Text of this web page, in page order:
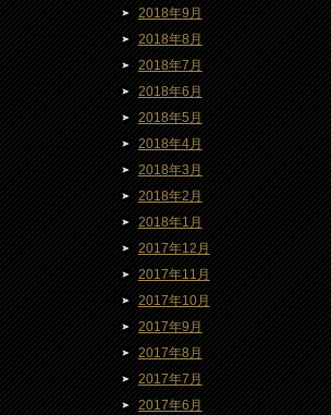
2018年9月
2018年8月
2018年7月
2018年6月
2018年5月
2018年4月
2018年3月
2018年2月
2018年1月
2017年12月
2017年11月
2017年10月
2017年9月
2017年8月
2017年7月
2017年6月